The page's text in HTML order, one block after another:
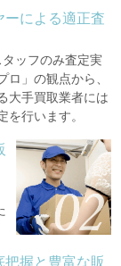
ーによる適正査
ッフのみ査定実
ロ」の観点から、
大手買取業者には
を行います。
握と豊富な販